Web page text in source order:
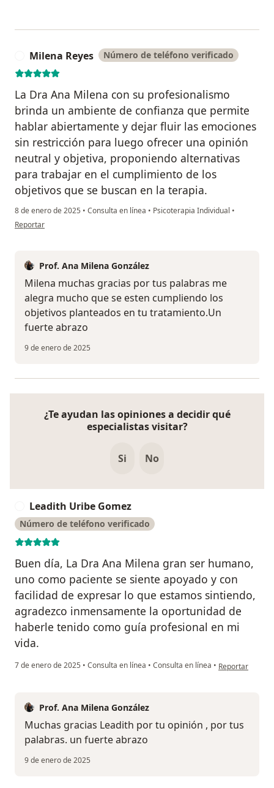
Milena Reyes Número de teléfono verificado
La Dra Ana Milena con su profesionalismo
brinda un ambiente de confianza que permite
hablar abiertamente y dejar fluir las emociones
sin restricción para luego ofrecer una opinión
neutral y objetiva, proponiendo alternativas
para trabajar en el cumplimiento de los
objetivos que se buscan en la terapia.
8 de enero de 2025 • Consulta en línea • Psicoterapia Individual •
en opinión del usuario Milena Reyes
Reportar
Prof. Ana Milena González
Milena muchas gracias por tus palabras me
alegra mucho que se esten cumpliendo los
objetivos planteados en tu tratamiento.Un
fuerte abrazo
9 de enero de 2025
¿Te ayudan las opiniones a decidir qué
especialistas visitar?
Si No
Leadith Uribe Gomez
Número de teléfono verificado
Buen día, La Dra Ana Milena gran ser humano,
uno como paciente se siente apoyado y con
facilidad de expresar lo que estamos sintiendo,
agradezco inmensamente la oportunidad de
haberle tenido como guía profesional en mi
vida.
7 de enero de 2025 • Consulta en línea • Consulta en línea • en opinión del
Reportar
Prof. Ana Milena González
Muchas gracias Leadith por tu opinión , por tus
palabras. un fuerte abrazo
9 de enero de 2025